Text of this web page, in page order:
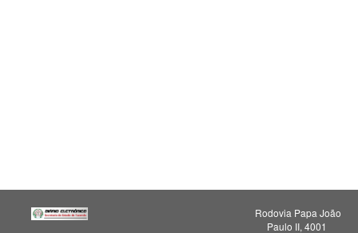
Rodovia Papa João
Paulo II, 4001